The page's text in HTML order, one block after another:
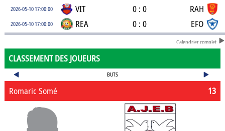
2026-05-10 17:00:00 VIT 0 : 0 RAH
2026-05-10 17:00:00 REA 0 : 0 EFO
Calendrier complet
CLASSEMENT DES JOUEURS
BUTS
13
Romaric Somé